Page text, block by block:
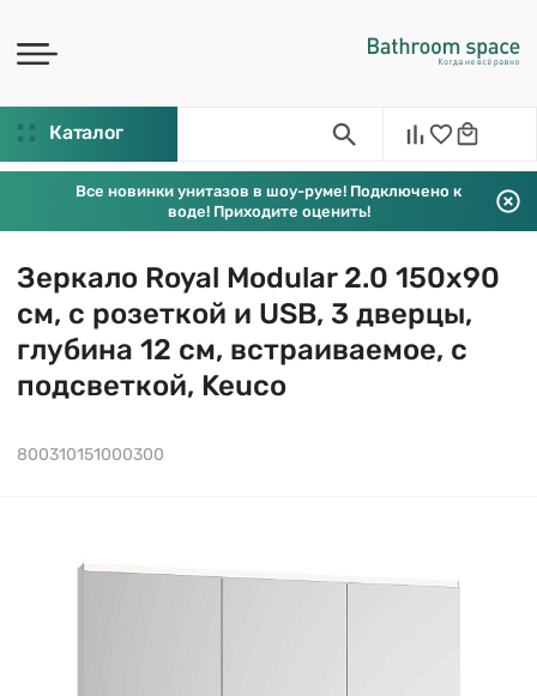
Каталог
Все новинки унитазов в шоу-руме! Подключено к
воде! Приходите оценить!
Зеркало Royal Modular 2.0 150х90
см, с розеткой и USB, 3 дверцы,
глубина 12 см, встраиваемое, с
подсветкой, Keuco
800310151000300